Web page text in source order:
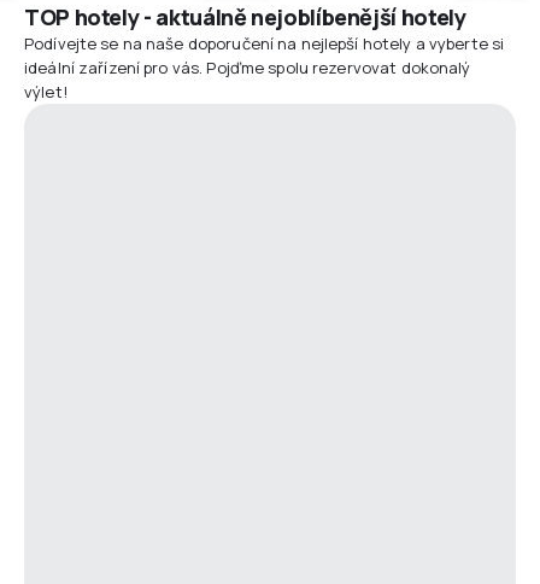
TOP hotely - aktuálně nejoblíbenější hotely
Podívejte se na naše doporučení na nejlepší hotely a vyberte si
ideální zařízení pro vás. Pojďme spolu rezervovat dokonalý
výlet!